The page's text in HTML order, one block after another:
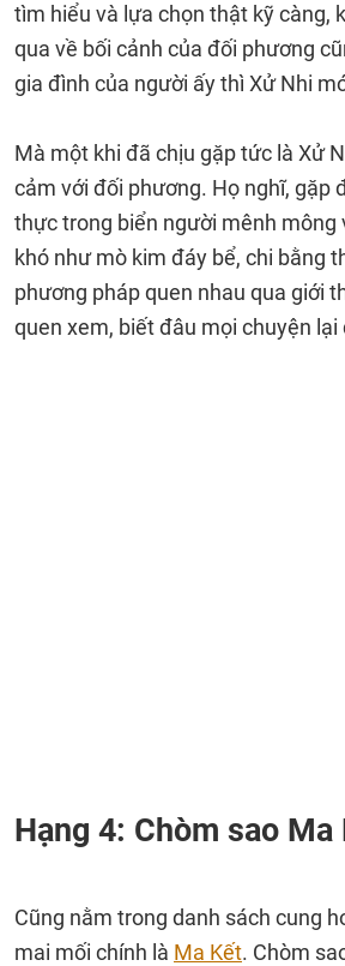
tìm hiểu và lựa chọn thật kỹ càng,
qua về bối cảnh của đối phương
gia đình của người ấy thì Xử Nhi
Mà một khi đã chịu gặp tức là Xử
cảm với đối phương. Họ nghĩ, gặp
thực trong biển người mênh mông
khó như mò kim đáy bể, chi bằng
phương pháp quen nhau qua giới
quen xem, biết đâu mọi chuyện lại
Hạng 4: Chòm sao Ma
Cũng nằm trong danh sách cung
mai mối chính là Ma Kết. Chòm